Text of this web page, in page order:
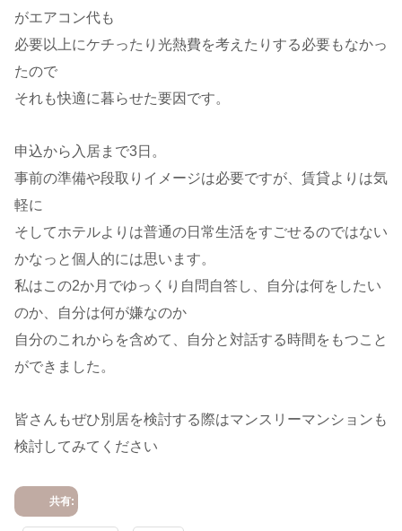
がエアコン代も
必要以上にケチったり光熱費を考えたりする必要もなかっ
たので
それも快適に暮らせた要因です。
申込から入居まで3日。
事前の準備や段取りイメージは必要ですが、賃貸よりは気
軽に
そしてホテルよりは普通の日常生活をすごせるのではない
かなっと個人的には思います。
私はこの2か月でゆっくり自問自答し、自分は何をしたい
のか、自分は何が嫌なのか
自分のこれからを含めて、自分と対話する時間をもつこと
ができました。
皆さんもぜひ別居を検討する際はマンスリーマンションも
検討してみてください
共有: